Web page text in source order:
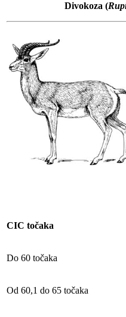
Divokoza (
CIC točaka
Do 60 točaka
Od 60,1 do 65 točaka